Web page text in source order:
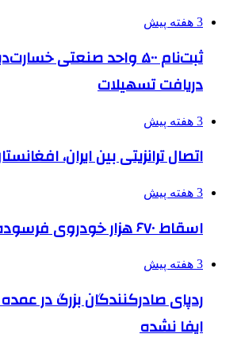
3 هفته پیش
ثبت‌نام ۵۰۰ واحد صنعتی
دریافت تسهیلات
3 هفته پیش
اتصال ترانزیتی بین ایران،
3 هفته پیش
اسقاط ۶۷۰ هزار خودروی فرسوده طی ۳ سال
3 هفته پیش
ردپای صادرکنندگان بزرگ در
ایفا نشده